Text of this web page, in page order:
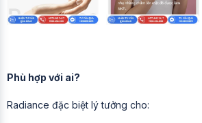
Phù hợp với ai?
Radiance đặc biệt lý tưởng cho: